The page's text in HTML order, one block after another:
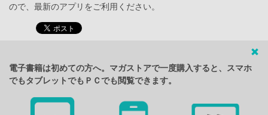
ので、最新のアプリをご利用ください。
電子書籍は初めての方へ。マガストアで一度購入すると、スマホ
でもタブレットでもＰＣでも閲覧できます。